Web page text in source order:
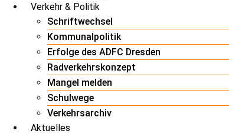
Verkehr & Politik
Schriftwechsel
Kommunalpolitik
Erfolge des ADFC Dresden
Radverkehrskonzept
Mangel melden
Schulwege
Verkehrsarchiv
Aktuelles